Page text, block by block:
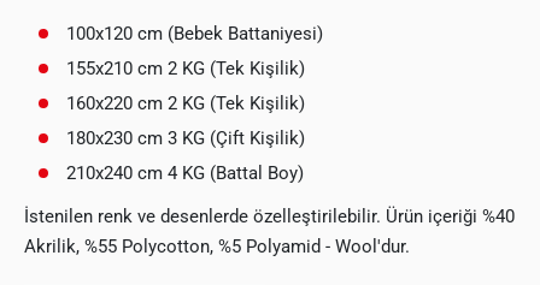
100x120 cm (Bebek Battaniyesi)
155x210 cm 2 KG (Tek Kişilik)
160x220 cm 2 KG (Tek Kişilik)
180x230 cm 3 KG (Çift Kişilik)
210x240 cm 4 KG (Battal Boy)
İstenilen renk ve desenlerde özelleştirilebilir. Ürün içeriği %40
Akrilik, %55 Polycotton, %5 Polyamid - Wool'dur.